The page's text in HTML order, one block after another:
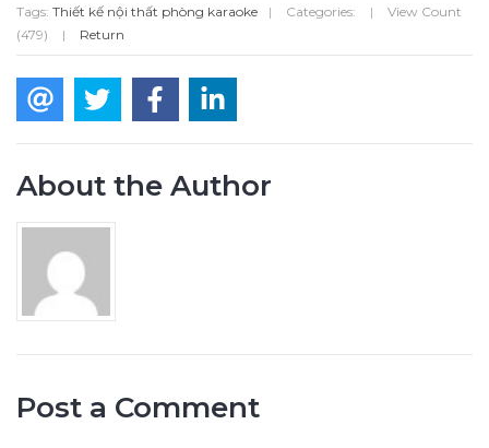
Tags: Thiết kế nội thất phòng karaoke | Categories: |
View Count
(479)
| Return
About the Author
Post a Comment